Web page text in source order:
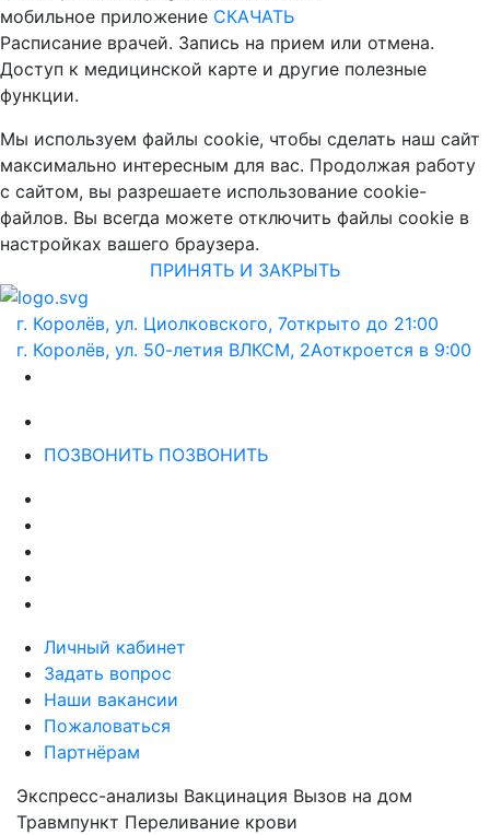
мобильное приложение СКАЧАТЬ
Расписание врачей. Запись на прием или отмена.
Доступ к медицинской карте и другие полезные
функции.
Мы используем файлы cookie, чтобы сделать наш сайт
максимально интересным для вас. Продолжая работу
с сайтом, вы разрешаете использование cookie-
файлов. Вы всегда можете отключить файлы cookie в
настройках вашего браузера.
ПРИНЯТЬ И ЗАКРЫТЬ
г. Королёв, ул. Циолковского, 7открыто до 21:00
г. Королёв, ул. 50-летия ВЛКСМ, 2Аоткроется в 9:00
ПОЗВОНИТЬ ПОЗВОНИТЬ
Личный кабинет
Задать вопрос
Наши вакансии
Пожаловаться
Партнёрам
Экспресс-анализы Вакцинация Вызов на дом
Травмпункт Переливание крови